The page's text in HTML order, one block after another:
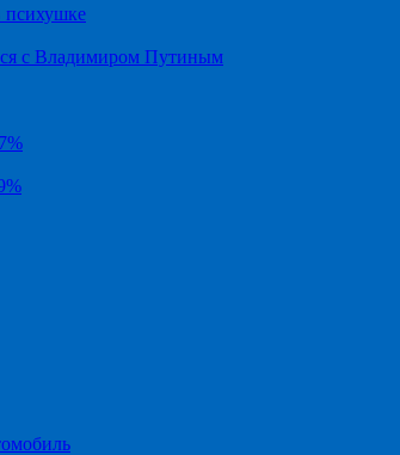
психушке
с Владимиром Путиным